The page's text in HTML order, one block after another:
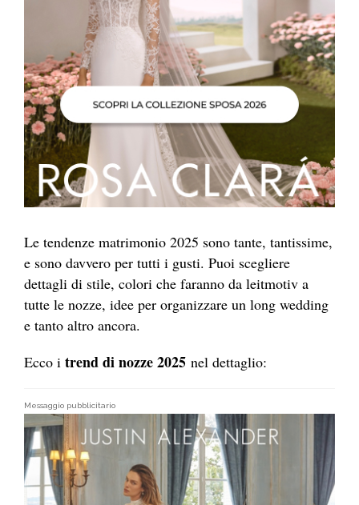
Le tendenze matrimonio 2025 sono tante, tantissime,
e sono davvero per tutti i gusti. Puoi scegliere
dettagli di stile, colori che faranno da leitmotiv a
tutte le nozze, idee per organizzare un long wedding
e tanto altro ancora.
Ecco i trend di nozze 2025 nel dettaglio:
Messaggio pubblicitario